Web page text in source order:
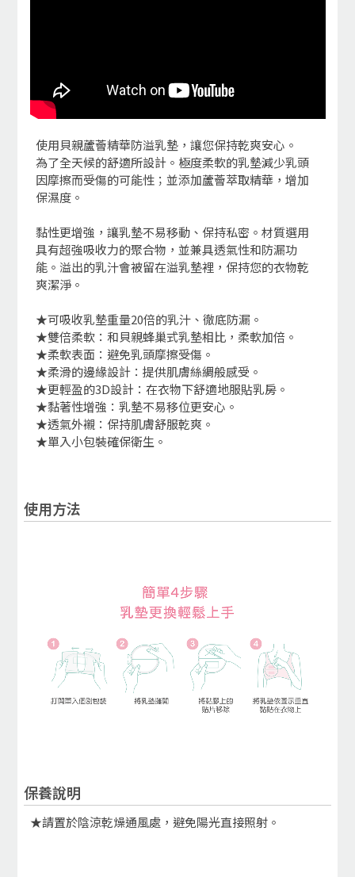
使用貝親蘆薈精華防溢乳墊，讓您保持乾爽安心。
為了全天候的舒適所設計。極度柔軟的乳墊減少乳頭
因摩擦而受傷的可能性；並添加蘆薈萃取精華，增加
保濕度。
黏性更增強，讓乳墊不易移動、保持私密。材質選用
具有超強吸收力的聚合物，並兼具透氣性和防漏功
能。溢出的乳汁會被留在溢乳墊裡，保持您的衣物乾
爽潔淨。
★可吸收乳墊重量20倍的乳汁、徹底防漏。
★雙倍柔軟：和貝親蜂巢式乳墊相比，柔軟加倍。
★柔軟表面：避免乳頭摩擦受傷。
★柔滑的邊緣設計：提供肌膚絲綢般感受。
★更輕盈的3D設計：在衣物下舒適地服貼乳房。
★黏著性增強：乳墊不易移位更安心。
★透氣外襯：保持肌膚舒服乾爽。
★單入小包裝確保衛生。
使用方法
保養說明
★請置於陰涼乾燥通風處，避免陽光直接照射。